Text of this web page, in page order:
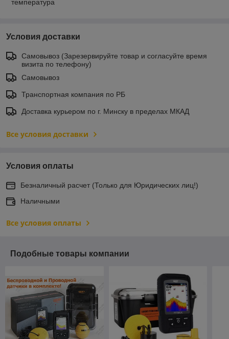
температура
Условия доставки
Самовывоз (Зарезервируйте товар и согласуйте время
визита по телефону)
Самовывоз
Транспортная компания по РБ
Доставка курьером по г. Минску в пределах МКАД
Все условия доставки
Условия оплаты
Безналичный расчет (Только для Юридических лиц!)
Наличными
Все условия оплаты
Подобные товары компании